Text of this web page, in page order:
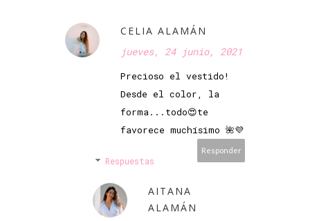
CELIA ALAMÁN
jueves, 24 junio, 2021
Precioso el vestido!
Desde el color, la
forma...todo😍te
favorece muchísimo 🌺💜
Responder
Respuestas
AITANA
ALAMÁN